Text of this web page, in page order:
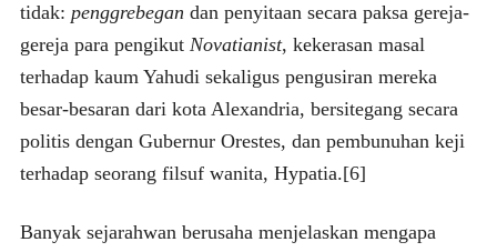
tidak: penggrebegan dan penyitaan secara paksa gereja-
gereja para pengikut Novatianist, kekerasan masal
terhadap kaum Yahudi sekaligus pengusiran mereka
besar-besaran dari kota Alexandria, bersitegang secara
politis dengan Gubernur Orestes, dan pembunuhan keji
terhadap seorang filsuf wanita, Hypatia.[6]
Banyak sejarahwan berusaha menjelaskan mengapa